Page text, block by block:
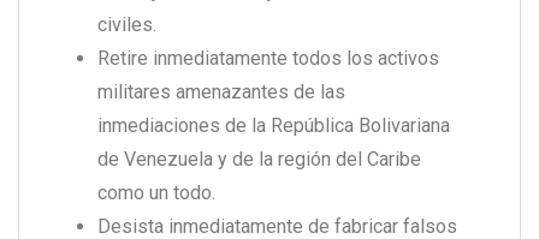
civiles.
Retire inmediatamente todos los activos
militares amenazantes de las
inmediaciones de la República Bolivariana
de Venezuela y de la región del Caribe
como un todo.
Desista inmediatamente de fabricar falsos